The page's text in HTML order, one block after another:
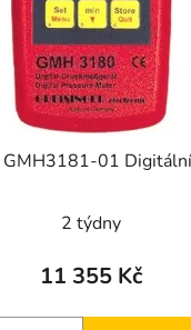
GMH3181-01
2 týdny
11 355 Kč